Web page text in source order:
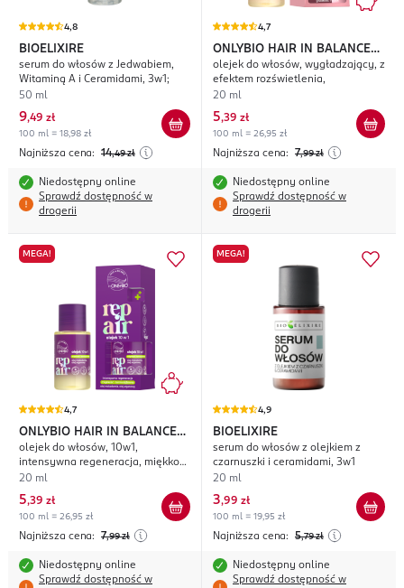
4,8
BIOELIXIRE
serum do włosów z Jedwabiem,
Witaminą A i Ceramidami, 3w1;
50 ml
9,49 zł
100 ml = 18,98 zł
Najniższa cena: 14,49 zł
Niedostępny online
Sprawdź dostępność w
drogerii
4,7
ONLYBIO HAIR IN BALANCE
Gloss
olejek do włosów, wygładzający, z
efektem rozświetlenia,
20 ml
5,39 zł
100 ml = 26,95 zł
Najniższa cena: 7,99 zł
Niedostępny online
Sprawdź dostępność w
drogerii
MEGA!
4,7
ONLYBIO HAIR IN BALANCE
Repair
olejek do włosów, 10w1,
intensywna regeneracja, miękkość
i termoochrona
20 ml
5,39 zł
100 ml = 26,95 zł
Najniższa cena: 7,99 zł
Niedostępny online
Sprawdź dostępność w
MEGA!
4,9
BIOELIXIRE
serum do włosów z olejkiem z
czarnuszki i ceramidami, 3w1
20 ml
3,99 zł
100 ml = 19,95 zł
Najniższa cena: 5,79 zł
Niedostępny online
Sprawdź dostępność w